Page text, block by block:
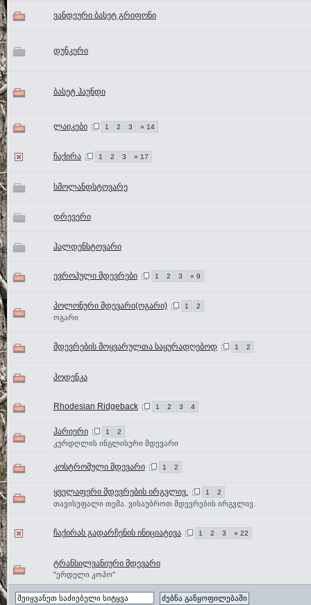
ვანდეური ბასეტ გრიფონი
დუნკერი
ბასეტ ჰაუნდი
ლაიკები 1 2 3 » 14
ჩაქირა 1 2 3 » 17
სმოლანდსტოვარე
დრევერი
ჰალდენსტოვარი
ევროპული მდევრები 1 2 3 » 9
პოლონური მდევარი(ოგარი) 1 2
ოგარი
მდევრების მოყვარულთა საყურადღებოდ 1 2
პოდენკა
Rhodesian Ridgeback 1 2 3 4
ჰარიერი 1 2
კურდღლის ინგლისური მდევარი
კოსტრომული მდევარი 1 2
ყველაფერი მდევრების ირგვლივ. 1 2
თავისუფალი თემა. ვისაუბროთ მდევრების ირგვლივ.
ჩაქირას გადარჩენის ინიციატივა 1 2 3 » 22
ტრანსილვანიური მდევარი
"ერდელი კოპო"